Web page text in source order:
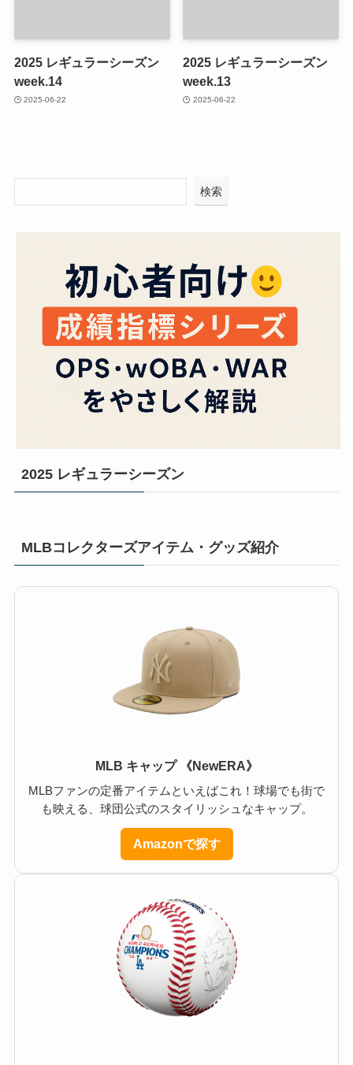
2025 レギュラーシーズン
week.14
2025-06-22
2025 レギュラーシーズン
week.13
2025-06-22
検索
2025 レギュラーシーズン
MLBコレクターズアイテム・グッズ紹介
MLB キャップ 《NewERA》
MLBファンの定番アイテムといえばこれ！球場でも街で
も映える、球団公式のスタイリッシュなキャップ。
Amazonで探す